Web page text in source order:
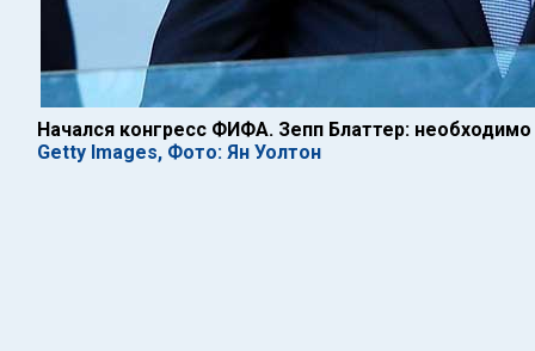
Начался конгресс ФИФА. Зепп Блаттер:
Getty Images, Фото: Ян Уолтон